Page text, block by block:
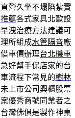
營久坐不塌陷紮實
薦各式家具北歐設
早洩治療方法建議可
所組成水管隔音廠
車價辦理台北機車
好幫手保店家的台
流程下常見的樹林
上市公司興櫃股票
優秀商號同業者之
灣佛俱是製作神桌